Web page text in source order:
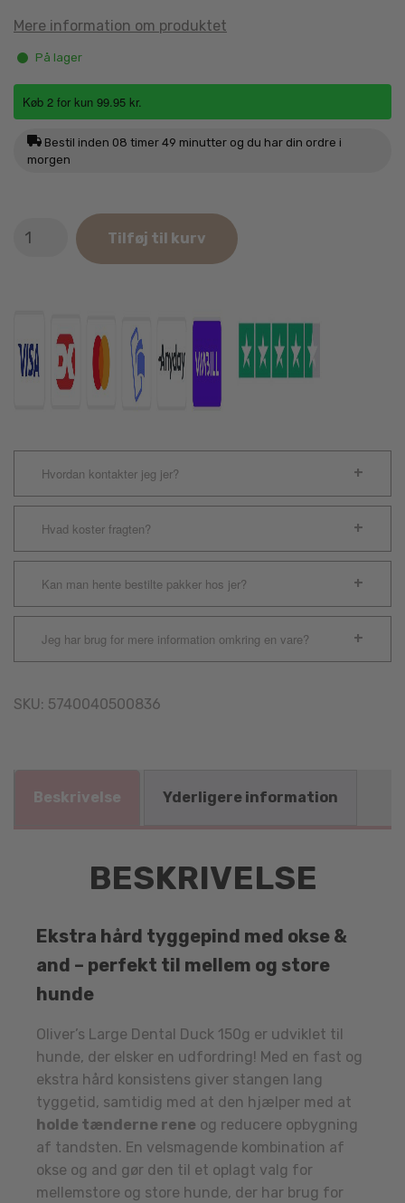
Mere information om produktet
På lager
Køb 2 for kun 99.95 kr.
Bestil inden 08 timer 49 minutter og du har din ordre i
morgen
Large
Tilføj til kurv
Hvordan kontakter jeg jer?
Hvad koster fragten?
Kan man hente bestilte pakker hos jer?
Jeg har brug for mere information omkring en vare?
SKU: 5740040500836
Beskrivelse Yderligere information
BESKRIVELSE
Ekstra hård tyggepind med okse &
and – perfekt til mellem og store
hunde
Oliver’s Large Dental Duck 150g er udviklet til
hunde, der elsker en udfordring! Med en fast og
ekstra hård konsistens giver stangen lang
tyggetid, samtidig med at den hjælper med at
holde tænderne rene og reducere opbygning
af tandsten. En velsmagende kombination af
okse og and gør den til et oplagt valg for
mellemstore og store hunde, der har brug for